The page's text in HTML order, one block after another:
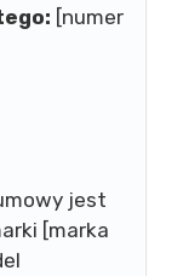
[numer
jest
[marka